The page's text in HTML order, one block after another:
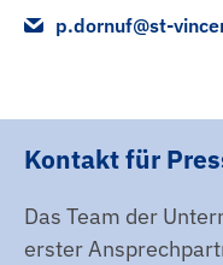
p.dornuf@st-
Kontakt für
Das Team der
erster